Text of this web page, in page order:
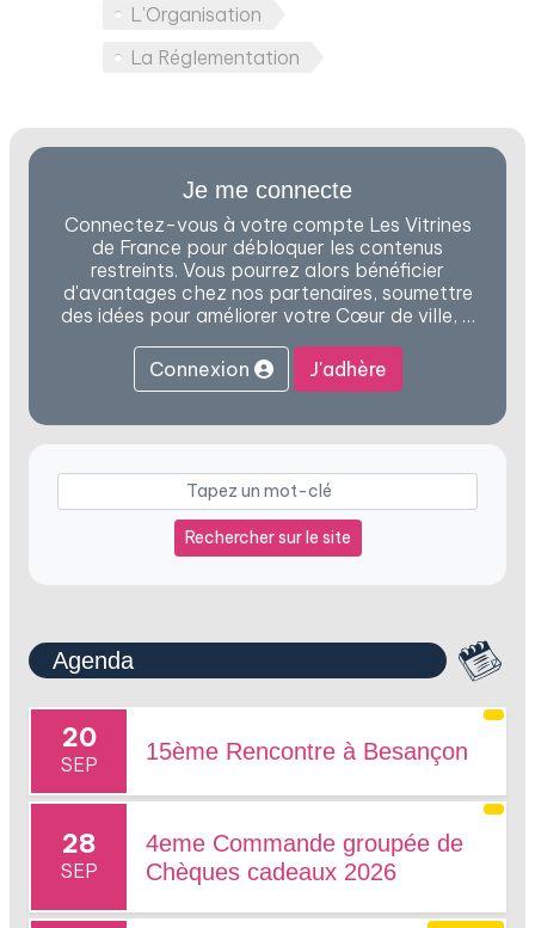
L'Organisation
La Réglementation
Je me connecte
Connectez-vous à votre compte Les Vitrines
de France pour débloquer les contenus
restreints. Vous pourrez alors bénéficier
d'avantages chez nos partenaires, soumettre
des idées pour améliorer votre Cœur de ville, …
Connexion J'adhère
Rechercher sur le site
Agenda
20
SEP 15ème Rencontre à Besançon
28
SEP
4eme Commande groupée de
Chèques cadeaux 2026